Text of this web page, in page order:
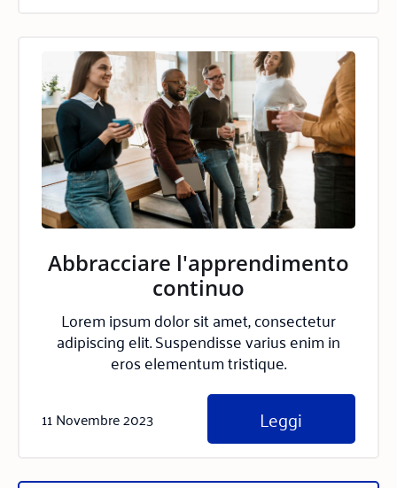
Abbracciare l'apprendimento
continuo
Lorem ipsum dolor sit amet, consectetur
adipiscing elit. Suspendisse varius enim in
eros elementum tristique.
11 Novembre 2023 Leggi